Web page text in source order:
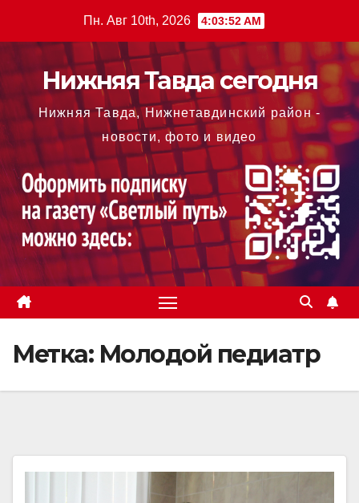
содержимому
Пн. Авг 10th, 2026 4:03:53 AM
Нижняя Тавда сегодня
Нижняя Тавда, Нижнетавдинский район -
новости, фото и видео
Метка: Молодой педиатр